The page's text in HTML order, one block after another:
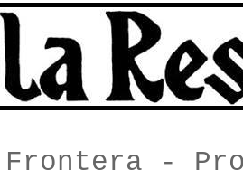
Frontera -